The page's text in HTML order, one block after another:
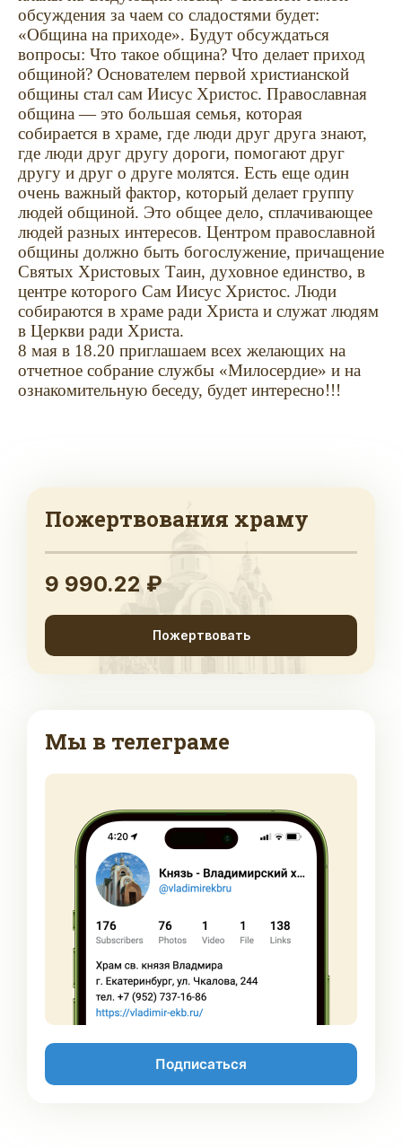
обсуждения за чаем со сладостями будет:
«Община на приходе». Будут обсуждаться
вопросы: Что такое община? Что делает приход
общиной? Основателем первой христианской
общины стал сам Иисус Христос. Православная
община — это большая семья, которая
собирается в храме, где люди друг друга знают,
где люди друг другу дороги, помогают друг
другу и друг о друге молятся. Есть еще один
очень важный фактор, который делает группу
людей общиной. Это общее дело, сплачивающее
людей разных интересов. Центром православной
общины должно быть богослужение, причащение
Святых Христовых Таин, духовное единство, в
центре которого Сам Иисус Христос. Люди
собираются в храме ради Христа и служат людям
в Церкви ради Христа.
8 мая в 18.20 приглашаем всех желающих на
отчетное собрание службы «Милосердие» и на
ознакомительную беседу, будет интересно!!!
Пожертвования храму
9 990.22 ₽
Пожертвовать
Мы в телеграме
Подписаться